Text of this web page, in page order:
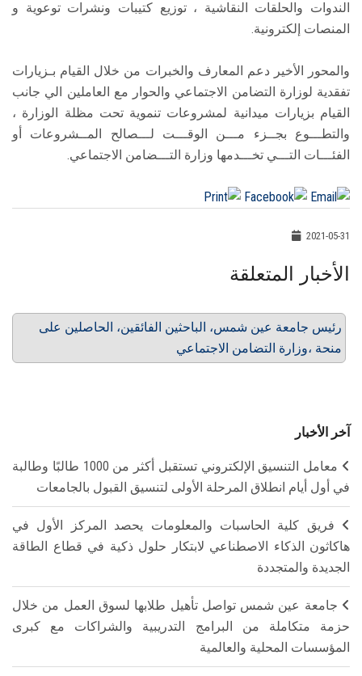
الندوات والحلقات النقاشیة ، توزیع كتیبات ونشرات توعویة و
المنصات إلكترونية.
والمحور الأخير دعم المعارف والخبرات من خلال القیام بـزیارات
تفقدیة لوزارة التضامن الاجتماعي والحوار مع العاملین الي جانب
القيام بزیارات میدانیة لمشروعات تنمویة تحت مظلة الوزارة ،
والتطـــوع بجــزء مـــن الوقـــت لـــصالح المــشروعات أو
الفئـــات التـــي تخـــدمها وزارة التـــضامن الاجتماعي.
2021-05-31
الأخبار المتعلقة
رئيس جامعة عين شمس، الباحثين الفائقين، الحاصلين على
منحة ،وزارة التضامن الاجتماعي
آخر الأخبار
معامل التنسيق الإلكتروني تستقبل أكثر من 1000 طالبًا وطالبة
في أول أيام انطلاق المرحلة الأولى لتنسيق القبول بالجامعات
فريق كلية الحاسبات والمعلومات يحصد المركز الأول في
هاكاثون الذكاء الاصطناعي لابتكار حلول ذكية في قطاع الطاقة
الجديدة والمتجددة
جامعة عين شمس تواصل تأهيل طلابها لسوق العمل من خلال
حزمة متكاملة من البرامج التدريبية والشراكات مع كبرى
المؤسسات المحلية والعالمية